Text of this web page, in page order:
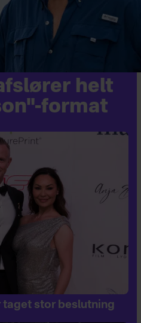
helt
format
taget stor beslutning